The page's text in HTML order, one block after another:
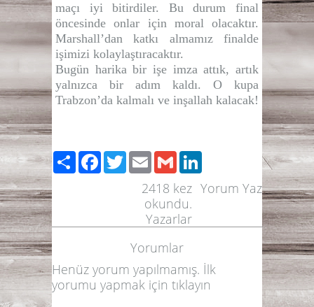
maçı iyi bitirdiler. Bu durum final
öncesinde onlar için moral olacaktır.
Marshall’dan katkı almamız finalde
işimizi kolaylaştıracaktır.
Bugün harika bir işe imza attık, artık
yalnızca bir adım kaldı. O kupa
Trabzon’da kalmalı ve inşallah kalacak!
PaylaşFacebook
TwitterEmailGmail
Yorum Yaz
2418 kez
okundu.
Yazarlar
Yorumlar
Henüz yorum yapılmamış. İlk
yorumu yapmak için tıklayın